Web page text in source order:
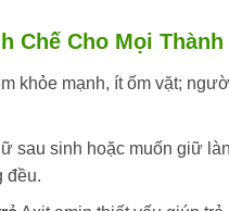
Chế Cho Mọi
khỏe mạnh, ít ốm vặt;
sau sinh hoặc muốn giữ
đều.